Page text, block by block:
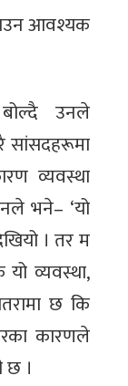
आवश्यक
बोल्दै उनले
सांसदहरूमा
व्यवस्था
भने– ‘यो
। तर म
यो व्यवस्था,
छ कि
कारणले
छ ।